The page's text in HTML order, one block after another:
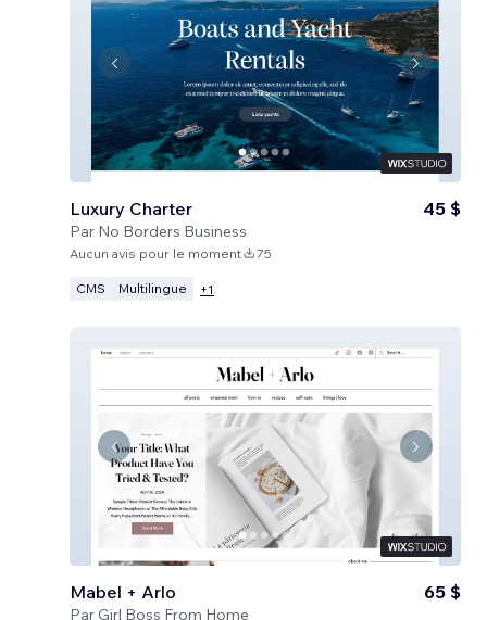
Luxury Charter
Par No Borders Business
45 $
Aucun avis pour le moment 75
CMS Multilingue +1
Mabel + Arlo
Par Girl Boss From Home
65 $